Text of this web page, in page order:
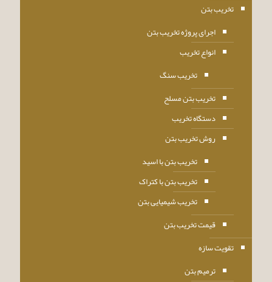
تخریب بتن
اجرای پروژه تخریب بتن
انواع تخریب
تخریب سنگ
تخریب بتن مسلح
دستگاه تخریب
روش تخریب بتن
تخریب بتن با اسید
تخریب بتن با کتراک
تخریب شیمیایی بتن
قیمت تخریب بتن
تقویت سازه
ترمیم بتن